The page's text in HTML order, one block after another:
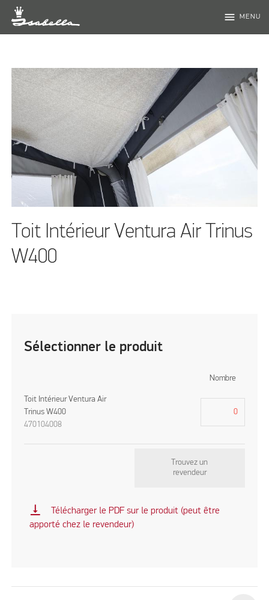
menu MENU
Toit Intérieur Ventura Air Trinus
W400
Sélectionner le produit
Nombre
Toit Intérieur Ventura Air
Trinus W400
470104008
Trouvez un
revendeur
vertical_align_bottom
Télécharger le PDF sur le produit (peut être
apporté chez le revendeur)